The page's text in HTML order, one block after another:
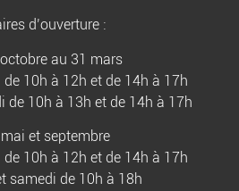
d’ouverture :
au 31 mars
10h à 12h et de 14h à 17h
de 10h à 13h et de 14h à 17h
et septembre
10h à 12h et de 14h à 17h
samedi de 10h à 18h